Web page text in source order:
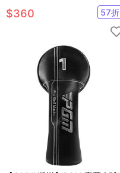
面刷 三孔刷
$360 57折